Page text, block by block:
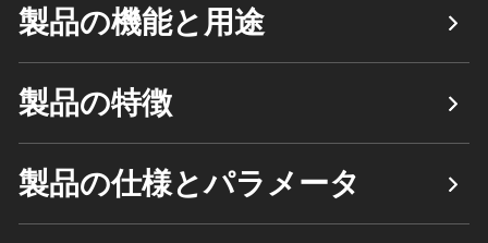
製品の機能と用途
製品の特徴
製品の仕様とパラメータ